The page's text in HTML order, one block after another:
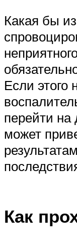
Какая бы
Если этого
перейти на
может
Как